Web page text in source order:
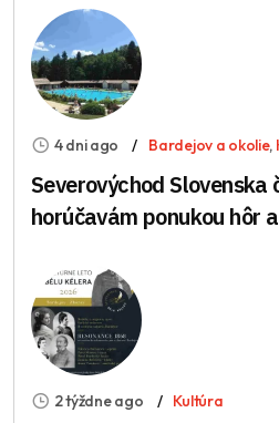
4 dni ago Bardejov a okolie,
Severovýchod Slovenska
horúčavám ponukou hôr
2 týždne ago Kultúra